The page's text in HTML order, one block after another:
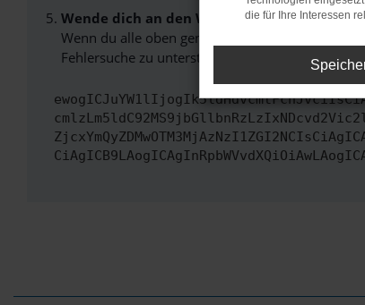
Wende dich an den Webseitenbetreiber.
Wenn du alle oben genannten Schritte versucht
Fehlersuche zu unterstützen:
die für Ihre Interessen